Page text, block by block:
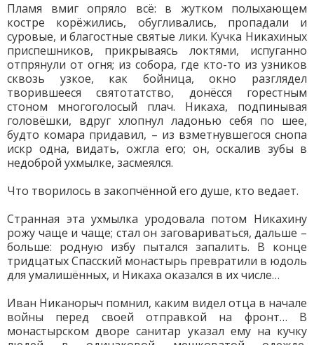
Пламя вмиг опряло всё: в жутком полыхающем
костре корёжились, обугливались, пропадали и
суровые, и благостные святые лики. Кучка Никахиных
приспешников, прикрываясь локтями, испуганно
отпрянули от огня; из собора, где кто-то из узников
сквозь узкое, как бойница, окно разглядел
творившееся святотатство, донёсся горестным
стоном многоголосый плач. Никаха, подпинывая
головёшки, вдруг хлопнул ладонью себя по шее,
будто комара придавил, – из взметнувшегося снопа
искр одна, видать, ожгла его; он, оскалив зубы в
недоброй ухмылке, засмеялся.
Что творилось в закопчённой его душе, кто ведает.
Странная эта ухмылка уродовала потом Никахину
рожу чаще и чаще; стал он заговариваться, дальше –
больше: родную избу пытался запалить. В конце
тридцатых Спасский монастырь превратили в юдоль
для умалишённых, и Никаха оказался в их числе…
Иван Никанорыч помнил, каким видел отца в начале
войны перед своей отправкой на фронт… В
монастырском дворе санитар указал ему на кучку